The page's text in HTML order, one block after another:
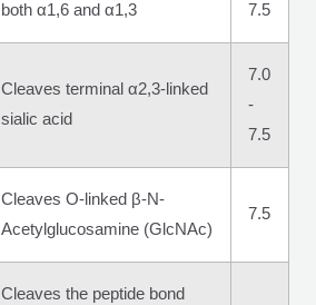
both α1,6 and α1,3
7.5
Cleaves terminal α2,3-linked
sialic acid
7.0
-
7.5
Cleaves O-linked β-N-
Acetylglucosamine (GlcNAc)
7.5
Cleaves the peptide bond